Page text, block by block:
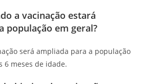
a vacinação estará
população em geral?
será ampliada para a população
6 meses de idade.